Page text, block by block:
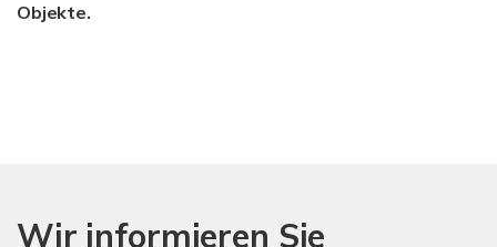
Objekte.
Wir informieren Sie